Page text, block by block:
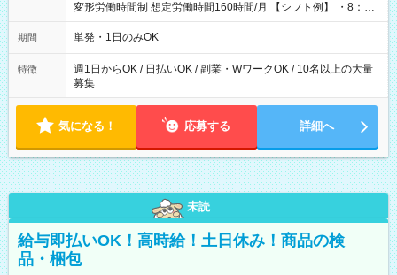
変形労働時間制 想定労働時間160時間/月 【シフト例】 ・8：00
～21：00
期間 単発・1日のみOK
特徴
週1日からOK / 日払いOK / 副業・WワークOK / 10名以上の大量
募集
気になる！ 応募する 詳細へ
未読
給与即払いOK！高時給！土日休み！商品の検
品・梱包